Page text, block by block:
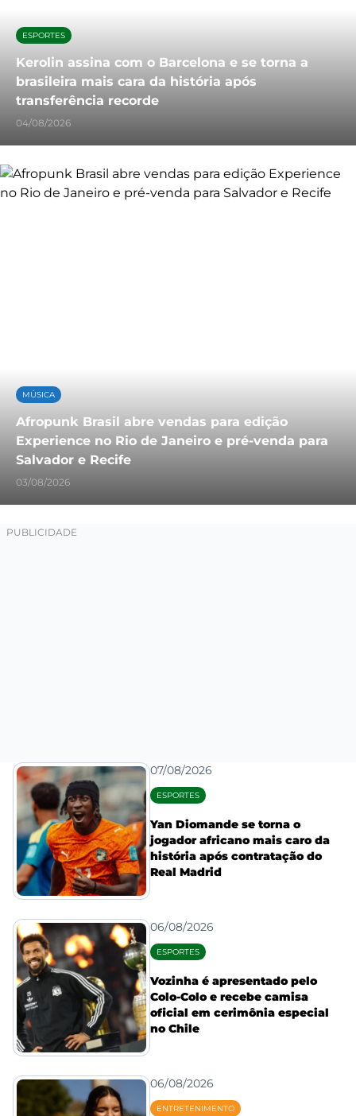
ESPORTES
Kerolin assina com o Barcelona e se torna a
brasileira mais cara da história após
transferência recorde
04/08/2026
MÚSICA
Afropunk Brasil abre vendas para edição
Experience no Rio de Janeiro e pré-venda para
Salvador e Recife
03/08/2026
07/08/2026
ESPORTES
Yan Diomande se torna o
jogador africano mais caro da
história após contratação do
Real Madrid
06/08/2026
ESPORTES
Vozinha é apresentado pelo
Colo-Colo e recebe camisa
oficial em cerimônia especial
no Chile
06/08/2026
ENTRETENIMENTO